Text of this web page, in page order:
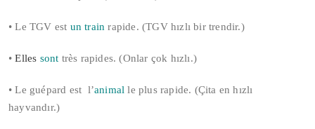
• Le TGV est un train rapide. (TGV hızlı bir trendir.)
• Elles sont très rapides. (Onlar çok hızlı.)
• Le guépard est l’animal le plus rapide. (Çita en hızlı
hayvandır.)